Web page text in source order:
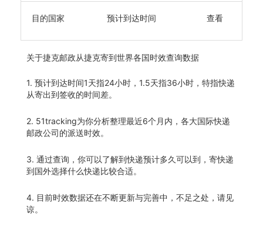
目的国家 预计到达时间 查看
关于捷克邮政从捷克寄到世界各国时效查询数据
1. 预计到达时间1天指24小时，1.5天指36小时，特指快递
从寄出到签收的时间差。
2. 51tracking为你分析整理最近6个月内，各大国际快递
邮政公司的派送时效。
3. 通过查询，你可以了解到快递预计多久可以到，寄快递
到国外选择什么快递比较合适。
4. 目前时效数据还在不断更新与完善中，不足之处，请见
谅。